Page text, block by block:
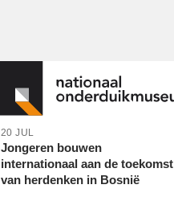
20 JUL
Jongeren bouwen
internationaal aan de toekomst
van herdenken in Bosnië